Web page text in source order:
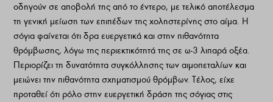
οδηγούν σε αποβολή της από το έντερο, με τελικό αποτέλεσμα
τη γενική μείωση των επιπέδων της χοληστερίνης στο αίμα. Η
σόγια φαίνεται ότι δρα ευεργετικά και στην πιθανότητα
θρόμβωσης, λόγω της περιεκτικότητά της σε ω-3 λιπαρά οξέα.
Περιορίζει τη δυνατότητα συγκόλλησης των αιμοπεταλίων και
μειώνει την πιθανότητα σχηματισμού θρόμβων. Τέλος, είχε
προταθεί ότι ρόλο στην ευεργετική δράση της σόγιας στις